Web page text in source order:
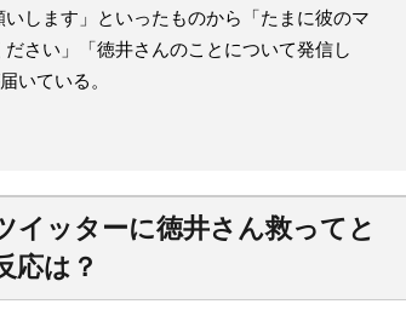
します」といったものから「たまに彼のマ
さい」「徳井さんのことについて発信し
いている。
イッターに徳井さん救ってと
応は？